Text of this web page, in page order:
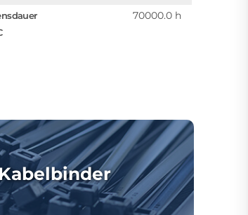
70000.0 h
Kabelbinder